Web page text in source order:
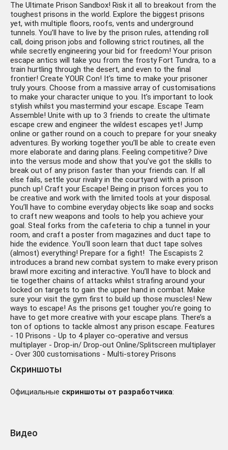
The Ultimate Prison Sandbox! Risk it all to breakout from the
toughest prisons in the world. Explore the biggest prisons
yet, with multiple floors, roofs, vents and underground
tunnels. You’ll have to live by the prison rules, attending roll
call, doing prison jobs and following strict routines, all the
while secretly engineering your bid for freedom! Your prison
escape antics will take you from the frosty Fort Tundra, to a
train hurtling through the desert, and even to the final
frontier! Create YOUR Con! It’s time to make your prisoner
truly yours. Choose from a massive array of customisations
to make your character unique to you. It’s important to look
stylish whilst you mastermind your escape. Escape Team
Assemble! Unite with up to 3 friends to create the ultimate
escape crew and engineer the wildest escapes yet! Jump
online or gather round on a couch to prepare for your sneaky
adventures. By working together you’ll be able to create even
more elaborate and daring plans. Feeling competitive? Dive
into the versus mode and show that you’ve got the skills to
break out of any prison faster than your friends can. If all
else fails, settle your rivalry in the courtyard with a prison
punch up! Craft your Escape! Being in prison forces you to
be creative and work with the limited tools at your disposal.
You’ll have to combine everyday objects like soap and socks
to craft new weapons and tools to help you achieve your
goal. Steal forks from the cafeteria to chip a tunnel in your
room, and craft a poster from magazines and duct tape to
hide the evidence. You’ll soon learn that duct tape solves
(almost) everything! Prepare for a fight! The Escapists 2
introduces a brand new combat system to make every prison
brawl more exciting and interactive. You’ll have to block and
tie together chains of attacks whilst strafing around your
locked on targets to gain the upper hand in combat. Make
sure your visit the gym first to build up those muscles! New
ways to escape! As the prisons get tougher you’re going to
have to get more creative with your escape plans. There’s a
ton of options to tackle almost any prison escape. Features
- 10 Prisons - Up to 4 player co-operative and versus
multiplayer - Drop-in/ Drop-out Online/Splitscreen multiplayer
- Over 300 customisations - Multi-storey Prisons
Скриншоты
Официальные скриншоты от разработчика:
Видео